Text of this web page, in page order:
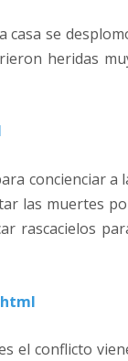
casa se
heridas
concienciar a
las muertes
rascacielos
el conflicto